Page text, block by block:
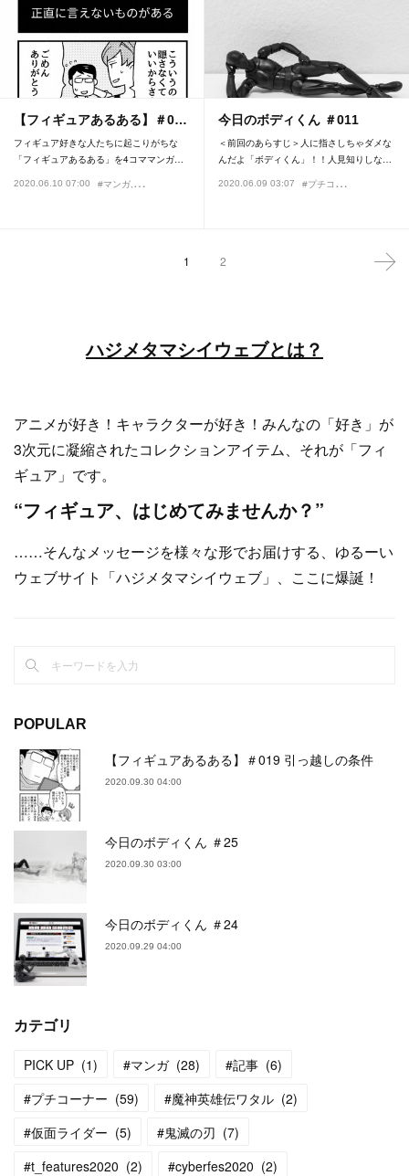
【フィギュアあるある】＃0…
フィギュア好きな人たちに起こりがちな
「フィギュアあるある」を4コママンガ…
2020.06.10 07:00 #マンガ #プチコーナー #フィギュアあるある #魔神ぐり子
今日のボディくん ＃011
＜前回のあらすじ＞人に指さしちゃダメな
んだよ「ボディくん」！！人見知りしな…
2020.06.09 03:07 #
プチコーナー
1 2
ハジメタマシイウェブとは？
アニメが好き！キャラクターが好き！みんなの「好き」が
3次元に凝縮されたコレクションアイテム、それが「フィ
ギュア」です。
“フィギュア、はじめてみませんか？”
……そんなメッセージを様々な形でお届けする、ゆるーい
ウェブサイト「ハジメタマシイウェブ」、ここに爆誕！
POPULAR
【フィギュアあるある】＃019 引っ越しの条件
2020.09.30 04:00
今日のボディくん ＃25
2020.09.30 03:00
今日のボディくん ＃24
2020.09.29 04:00
カテゴリ
PICK UP (1) #マンガ (28) #記事 (6)
#プチコーナー (59) #魔神英雄伝ワタル (2)
#仮面ライダー (5) #鬼滅の刃 (7)
#t_features2020 (2) #cyberfes2020 (2)